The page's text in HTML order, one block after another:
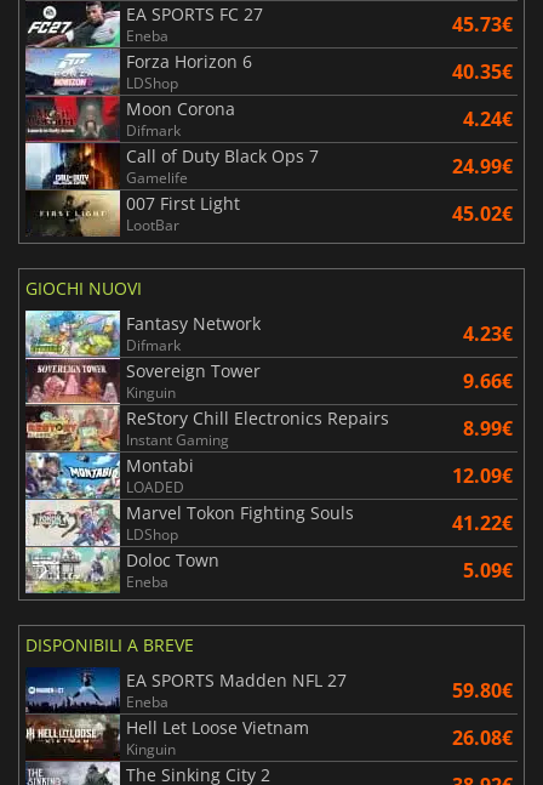
EA SPORTS FC 27
Eneba 45.73€
Forza Horizon 6
LDShop 40.35€
Moon Corona
Difmark 4.24€
Call of Duty Black Ops 7
Gamelife 24.99€
007 First Light
LootBar 45.02€
GIOCHI NUOVI
Fantasy Network
Difmark 4.23€
Sovereign Tower
Kinguin 9.66€
ReStory Chill Electronics Repairs
Instant Gaming 8.99€
Montabi
LOADED 12.09€
Marvel Tokon Fighting Souls
LDShop 41.22€
Doloc Town
Eneba 5.09€
DISPONIBILI A BREVE
EA SPORTS Madden NFL 27
Eneba 59.80€
Hell Let Loose Vietnam
Kinguin 26.08€
The Sinking City 2